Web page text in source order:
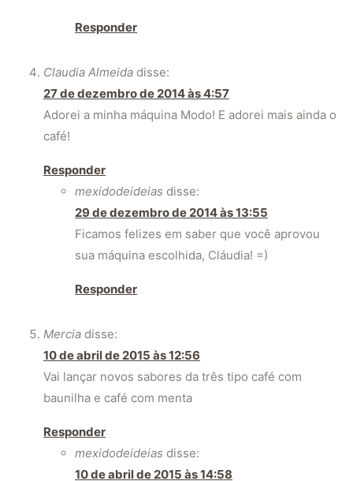
Responder
Claudia Almeida disse:
27 de dezembro de 2014 às 4:57
Adorei a minha máquina Modo! E adorei mais ainda o
café!
Responder
mexidodeideias disse:
29 de dezembro de 2014 às 13:55
Ficamos felizes em saber que você aprovou
sua máquina escolhida, Cláudia! =)
Responder
Mercia disse:
10 de abril de 2015 às 12:56
Vai lançar novos sabores da três tipo café com
baunilha e café com menta
Responder
mexidodeideias disse:
10 de abril de 2015 às 14:58